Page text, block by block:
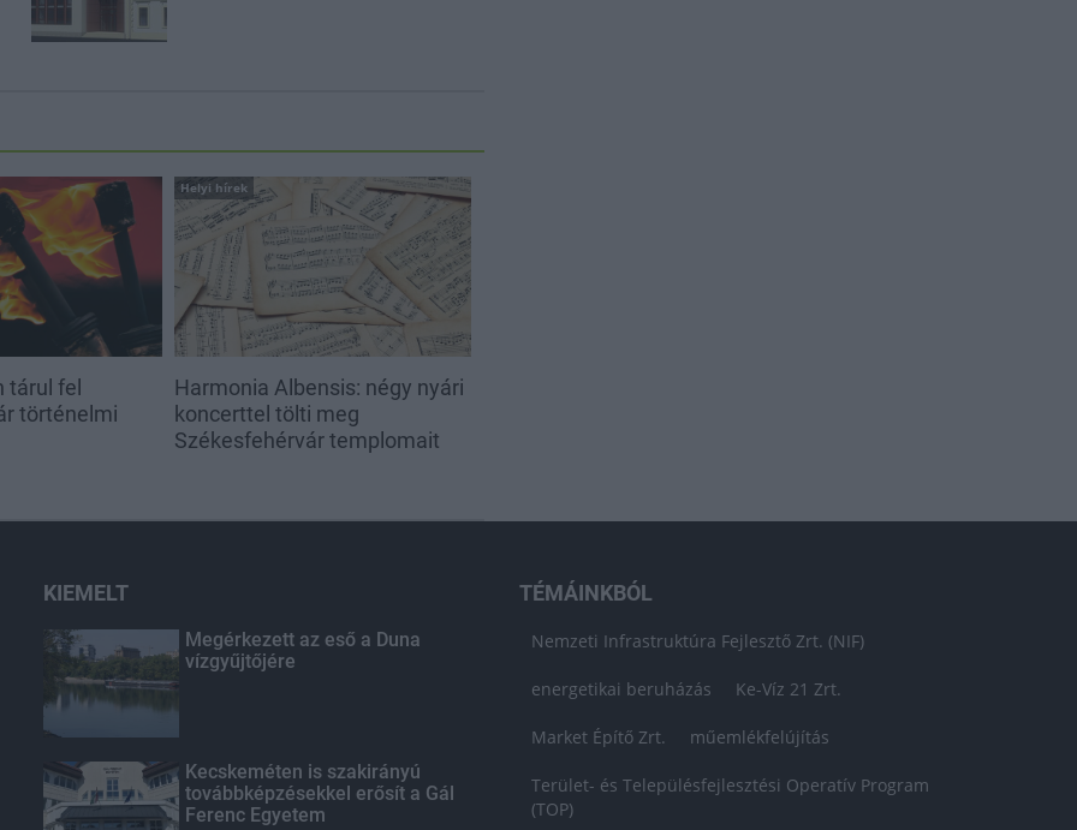
tárul fel
történelmi
Helyi hírek
Harmonia Albensis: négy nyári
koncerttel tölti meg
Székesfehérvár templomait
KIEMELT
Megérkezett az eső a Duna
vízgyűjtőjére
Kecskeméten is szakirányú
továbbképzésekkel erősít a Gál
Ferenc Egyetem
TÉMÁINKBÓL
Nemzeti Infrastruktúra Fejlesztő Zrt. (NIF)
energetikai beruházás Ke-Víz 21 Zrt.
Market Építő Zrt. műemlékfelújítás
Terület- és Településfejlesztési Operatív Program
(TOP)